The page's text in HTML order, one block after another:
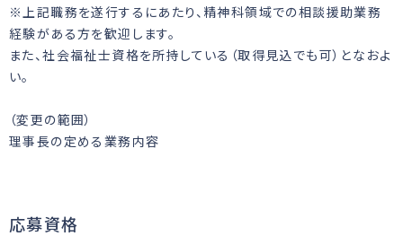
※上記職務を遂行するにあたり、精神科領域での相談援助業務
経験がある方を歓迎します。
また、社会福祉士資格を所持している（取得見込でも可）となおよ
い。
（変更の範囲）
理事長の定める業務内容
応募資格